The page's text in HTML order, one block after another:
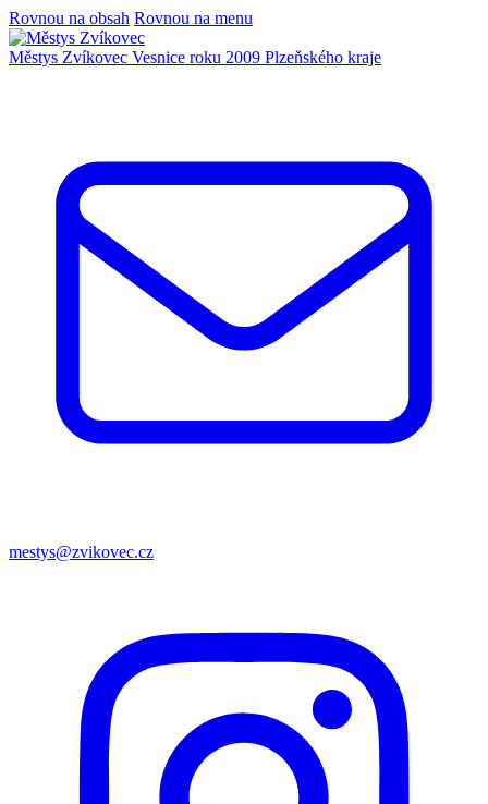
Rovnou na obsah Rovnou na menu
Městys Zvíkovec Vesnice roku 2009 Plzeňského kraje
mestys@zvikovec.cz